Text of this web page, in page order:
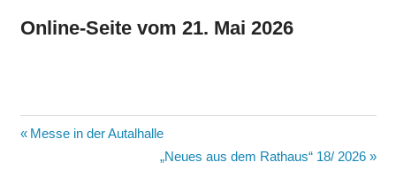
Online-Seite vom 21. Mai 2026
Beitragsnavigation
Vorheriger
Messe in der Autalhalle
Nächster
„Neues aus dem Rathaus“ 18/ 2026